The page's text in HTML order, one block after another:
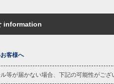
information
客様へ
等が届かない場合、下記の可能性がござ